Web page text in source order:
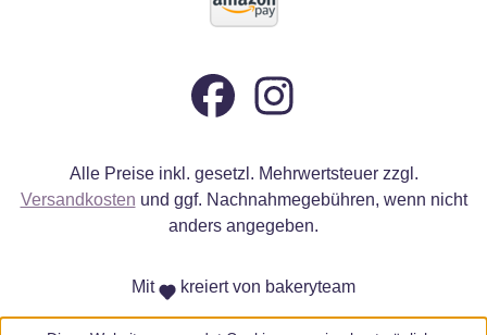
Alle Preise inkl. gesetzl. Mehrwertsteuer zzgl.
Versandkosten und ggf. Nachnahmegebühren, wenn nicht
anders angegeben.
Mit kreiert von bakeryteam